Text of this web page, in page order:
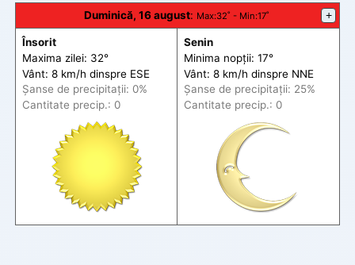
Duminică, 16 august: Max:32˚ - Min:17˚ +
Însorit
Maxima zilei: 32°
Vânt: 8 km/h dinspre ESE
Șanse de precipitații: 0%
Cantitate precip.: 0
Senin
Minima nopții: 17°
Vânt: 8 km/h dinspre NNE
Șanse de precipitații: 25%
Cantitate precip.: 0